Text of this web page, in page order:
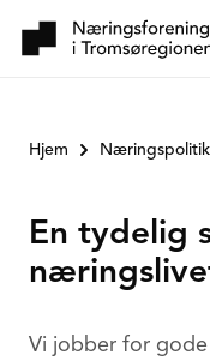
Hjem
En tydelig
Vi jobber for